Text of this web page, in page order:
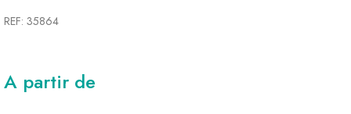
REF: 35864
A partir de